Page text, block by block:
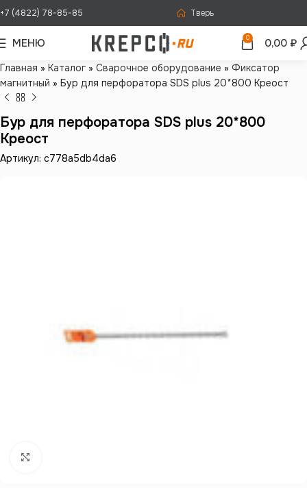
+7 (4822) 78-85-85 Тверь
МЕНЮ 0 0,00 ₽
Главная » Каталог » Сварочное оборудование » Фиксатор
магнитный » Бур для перфоратора SDS plus 20*800 Креост
Бур для перфоратора SDS plus 20*800
Креост
Артикул: c778a5db4da6